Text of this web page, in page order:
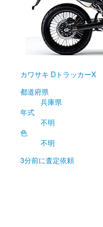
カワサキ DトラッカーX
都道府県
兵庫県
年式
不明
色
不明
3分前に査定依頼